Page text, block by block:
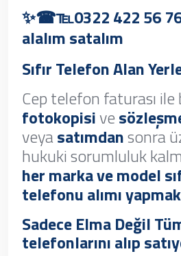
✨☎℡0322 422 56
alalım satalım
Sıfır Telefon Alan
Cep telefon faturası ile
fotokopisive
veyasatımdansonra
hukuki sorumluluk
her marka ve model
telefonu alımı
Sadece Elma Değil
telefonlarını alıp